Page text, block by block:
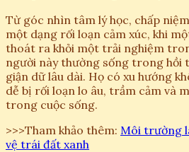
Từ góc nhìn tâm lý học, chấp
một dạng rối loạn cảm xúc, khi
thoát ra khỏi một trải nghiệm
người này thường sống trong hồi
giận dữ lâu dài. Họ có xu hướng
dễ bị rối loạn lo âu, trầm cảm và
trong cuộc sống.
>>>Tham khảo thêm: Môi trường
vệ trái đất xanh